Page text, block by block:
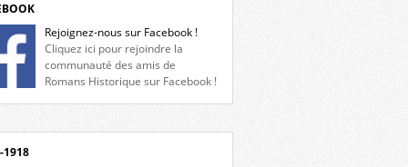
Rejoignez-nous sur Facebook !
Cliquez ici pour rejoindre la
communauté des amis de
Romans Historique sur Facebook !
1918